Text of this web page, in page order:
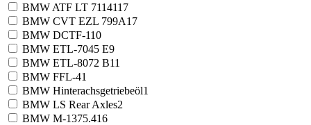
BMW ATF LT 7114117
BMW CVT EZL 799A17
BMW DCTF-110
BMW ETL-7045 E9
BMW ETL-8072 B11
BMW FFL-41
BMW Hinterachsgetriebeöl1
BMW LS Rear Axles2
BMW M-1375.416